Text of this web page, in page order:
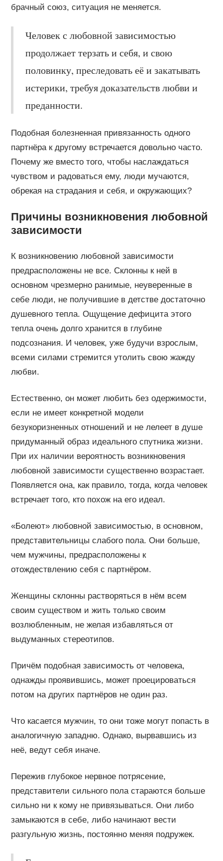
брачный союз, ситуация не меняется.
Человек с любовной зависимостью
продолжает терзать и себя, и свою
половинку, преследовать её и закатывать
истерики, требуя доказательств любви и
преданности.
Подобная болезненная привязанность одного
партнёра к другому встречается довольно часто.
Почему же вместо того, чтобы наслаждаться
чувством и радоваться ему, люди мучаются,
обрекая на страдания и себя, и окружающих?
Причины возникновения любовной
зависимости
К возникновению любовной зависимости
предрасположены не все. Склонны к ней в
основном чрезмерно ранимые, неуверенные в
себе люди, не получившие в детстве достаточно
душевного тепла. Ощущение дефицита этого
тепла очень долго хранится в глубине
подсознания. И человек, уже будучи взрослым,
всеми силами стремится утолить свою жажду
любви.
Естественно, он может любить без одержимости,
если не имеет конкретной модели
безукоризненных отношений и не лелеет в душе
придуманный образ идеального спутника жизни.
При их наличии вероятность возникновения
любовной зависимости существенно возрастает.
Появляется она, как правило, тогда, когда человек
встречает того, кто похож на его идеал.
«Болеют» любовной зависимостью, в основном,
представительницы слабого пола. Они больше,
чем мужчины, предрасположены к
отождествлению себя с партнёром.
Женщины склонны растворяться в нём всем
своим существом и жить только своим
возлюбленным, не желая избавляться от
выдуманных стереотипов.
Причём подобная зависимость от человека,
однажды проявившись, может проецироваться
потом на других партнёров не один раз.
Что касается мужчин, то они тоже могут попасть в
аналогичную западню. Однако, вырвавшись из
неё, ведут себя иначе.
Пережив глубокое нервное потрясение,
представители сильного пола стараются больше
сильно ни к кому не привязываться. Они либо
замыкаются в себе, либо начинают вести
разгульную жизнь, постоянно меняя подружек.